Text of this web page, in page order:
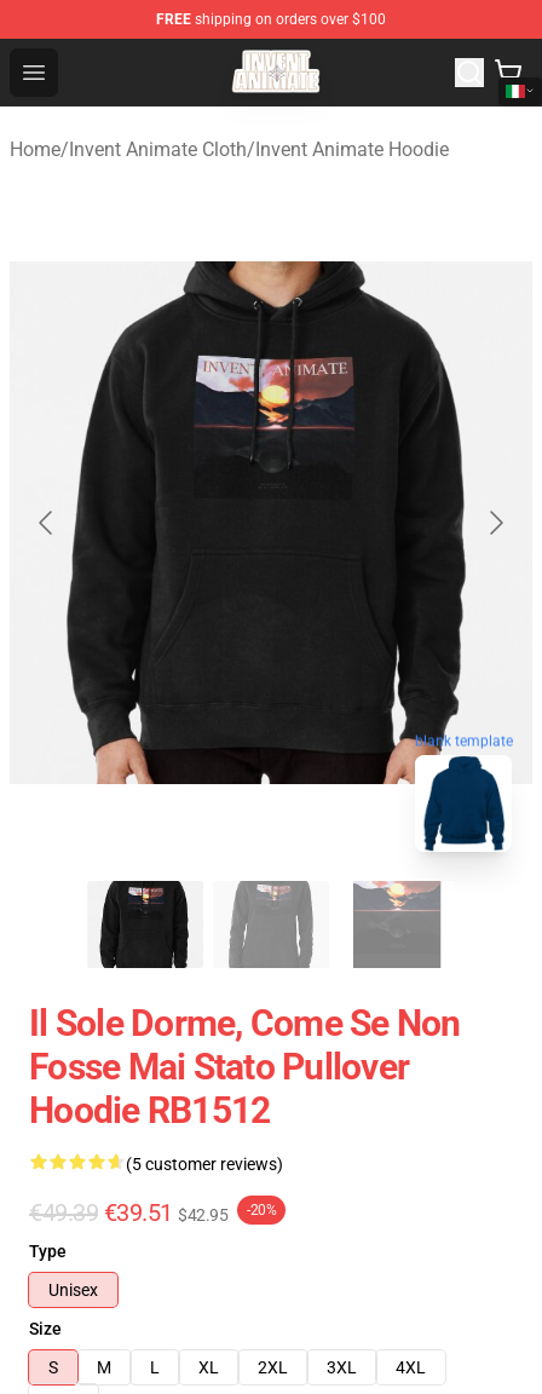
FREE shipping on orders over $100
Open menu
Invent Animate Shop - Official Invent Animate
Home/Invent Animate Cloth/Invent Animate Hoodie
blank template
Il Sole Dorme, Come Se Non
Fosse Mai Stato Pullover
Hoodie RB1512
(5 customer reviews)
€49.39 €39.51 $42.95 -20%
Type
Unisex
Size
S
M L XL 2XL 3XL
4XL